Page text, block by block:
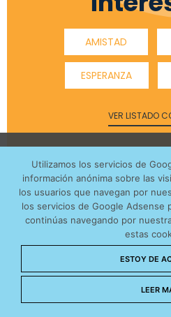
AMISTAD
ESPERANZA
VER LISTADO
NOS PATROCINAN
Utilizamos los servicios de
información anónima sobre las
los usuarios que navegan por
los servicios de Google Adsense
continúas navegando por
estas
ESTOY DE
LEER
tráfico web que recibimos y
más os interesan. Puede
obtener más información
utilizamos en nuestra Política
Aceptar
No